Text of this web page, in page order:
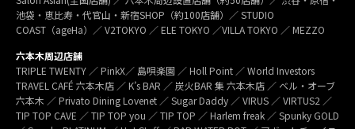
池袋・恵比寿・代官山・新宿SHOP（約100店舗）／ STUDIO
COAST（ageHa）／ V2TOKYO ／ ELE TOKYO ／VILLA TOKYO ／ MEZZO
六本木周辺店舗
TRIPLE TWENTY ／ PinkX／ 島唄楽園 ／ Holl Point ／ World Investors
TRAVEL CAFÉ 六本木店 ／ K’s BAR ／ 炭火BAR 集 六本木店 ／ ベル・オーブ
六本木 ／ Privato Dining Lovenet ／ Sugar Daddy ／ VIRUS ／ VIRTUS2 ／
TIP TOP CAVE ／ TIP TOP you ／ TIP TOP ／ Harlem freak ／ Spunky GOLD